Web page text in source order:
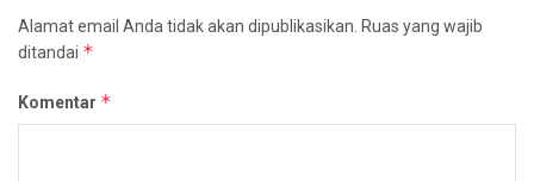
Alamat email Anda tidak akan dipublikasikan. Ruas yang wajib
ditandai *
Komentar *